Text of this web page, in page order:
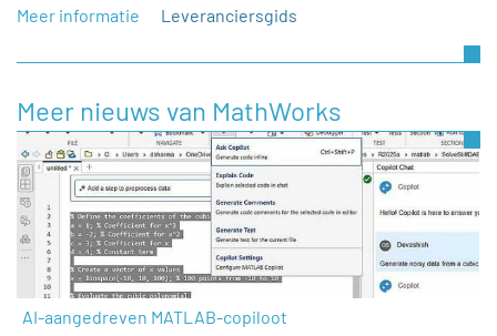
Meer informatie
Leveranciersgids
Meer nieuws van MathWorks
AI-aangedreven MATLAB-copiloot